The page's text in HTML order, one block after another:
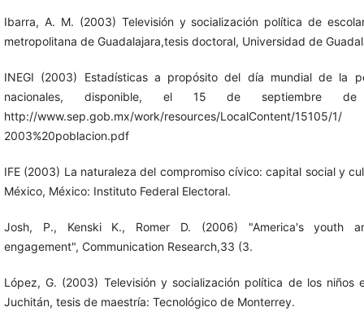
Ibarra, A. M. (2003) Televisión y socialización política de
metropolitana de Guadalajara,tesis doctoral, Universidad de
INEGI (2003) Estadísticas a propósito del día mundial de la
nacionales, disponible, el 15 de septiembre
http://www.sep.gob.mx/work/resources/LocalContent/15105/1/
2003%20poblacion.pdf
IFE (2003) La naturaleza del compromiso cívico: capital social y
México, México: Instituto Federal Electoral.
Josh, P., Kenski K., Romer D. (2006) "America's youth
engagement", Communication Research,33 (3.
López, G. (2003) Televisión y socialización política de los niños
Juchitán, tesis de maestría: Tecnológico de Monterrey.